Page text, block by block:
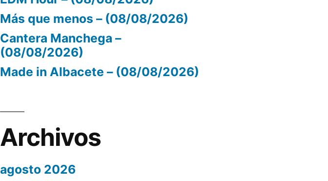
Más que menos – (08/08/2026)
Cantera Manchega –
(08/08/2026)
Made in Albacete – (08/08/2026)
Archivos
agosto 2026